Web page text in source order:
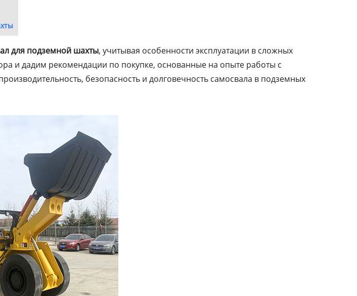
для подземной шахты, учитывая особенности эксплуатации в сложных
и дадим рекомендации по покупке, основанные на опыте работы с
безопасность и долговечность самосвала в подземных